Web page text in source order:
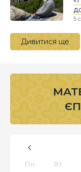
5
Дивитися ще
Пн Вт